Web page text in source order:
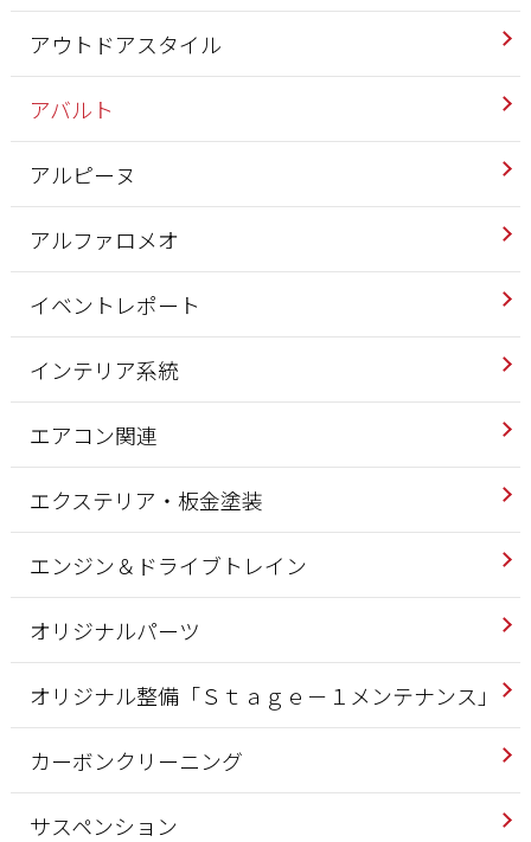
アウトドアスタイル
アバルト
アルピーヌ
アルファロメオ
イベントレポート
インテリア系統
エアコン関連
エクステリア・板金塗装
エンジン＆ドライブトレイン
オリジナルパーツ
オリジナル整備「Ｓｔａｇｅ－１メンテナンス」
カーボンクリーニング
サスペンション